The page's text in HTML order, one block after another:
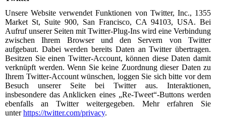
Unsere Website verwendet Funktionen von Twitter, Inc., 1355
Market St, Suite 900, San Francisco, CA 94103, USA. Bei
Aufruf unserer Seiten mit Twitter-Plug-Ins wird eine Verbindung
zwischen Ihrem Browser und den Servern von Twitter
aufgebaut. Dabei werden bereits Daten an Twitter übertragen.
Besitzen Sie einen Twitter-Account, können diese Daten damit
verknüpft werden. Wenn Sie keine Zuordnung dieser Daten zu
Ihrem Twitter-Account wünschen, loggen Sie sich bitte vor dem
Besuch unserer Seite bei Twitter aus. Interaktionen,
insbesondere das Anklicken eines „Re-Tweet“-Buttons werden
ebenfalls an Twitter weitergegeben. Mehr erfahren Sie
unterhttps://twitter.com/privacy.